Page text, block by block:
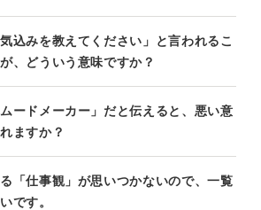
込みを教えてください」と言われるこ
、どういう意味ですか？
ードメーカー」だと伝えると、悪い意
ますか？
「仕事観」が思いつかないので、一覧
です。